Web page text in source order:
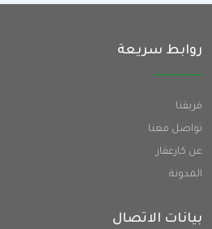
روابط سريعة
فريقنا
تواصل معنا
عن كارعقار
المدونة
بيانات الاتصال